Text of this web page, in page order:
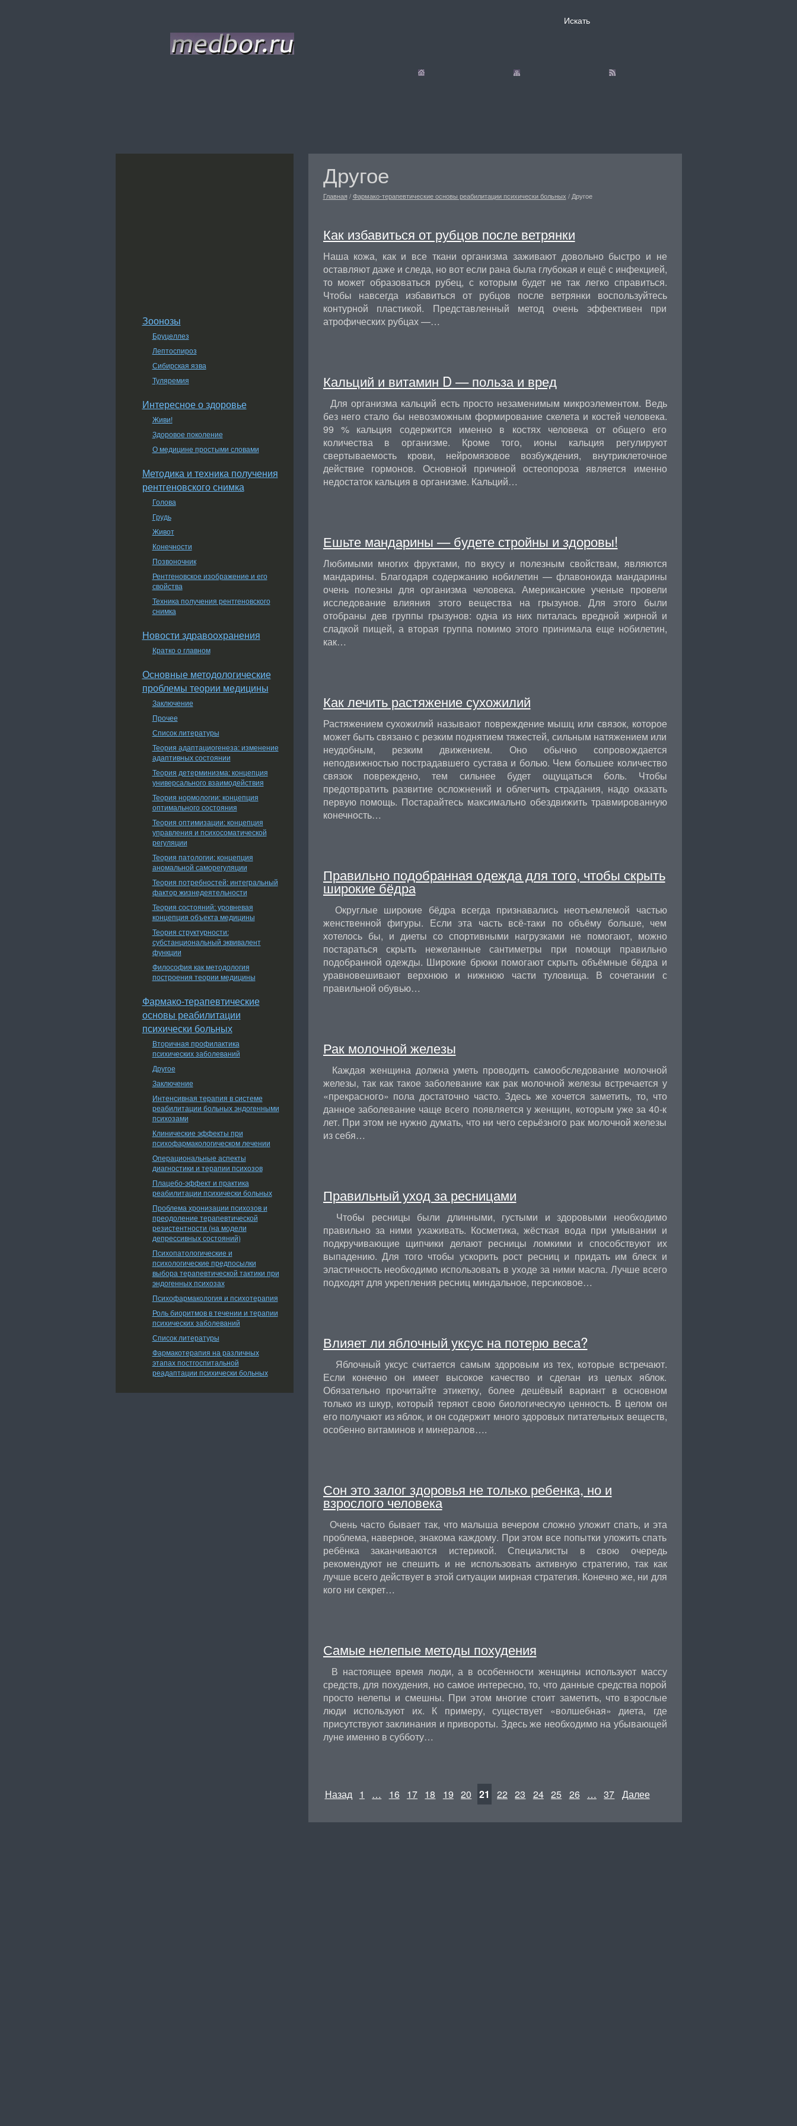
Другое
Главная /Фармако-терапевтические основы реабилитации психически больных / Другое
Как избавиться от рубцов после ветрянки
Наша кожа, как и все ткани организма заживают довольно быстро и не
оставляют даже и следа, но вот если рана была глубокая и ещё с инфекцией,
то может образоваться рубец, с которым будет не так легко справиться.
Чтобы навсегда избавиться от рубцов после ветрянки воспользуйтесь
контурной пластикой. Представленный метод очень эффективен при
атрофических рубцах —…
Кальций и витамин D — польза и вред
Для организма кальций есть просто незаменимым микроэлементом. Ведь
без него стало бы невозможным формирование скелета и костей человека.
99 % кальция содержится именно в костях человека от общего его
количества в организме. Кроме того, ионы кальция регулируют
свертываемость крови, нейромязовое возбуждения, внутриклеточное
действие гормонов. Основной причиной остеопороза является именно
недостаток кальция в организме. Кальций…
Ешьте мандарины — будете стройны и здоровы!
Любимыми многих фруктами, по вкусу и полезным свойствам, являются
мандарины. Благодаря содержанию нобилетин — флавоноида мандарины
очень полезны для организма человека. Американские ученые провели
исследование влияния этого вещества на грызунов. Для этого были
отобраны дев группы грызунов: одна из них питалась вредной жирной и
сладкой пищей, а вторая группа помимо этого принимала еще нобилетин,
как…
Как лечить растяжение сухожилий
Растяжением сухожилий называют повреждение мышц или связок, которое
может быть связано с резким поднятием тяжестей, сильным натяжением или
неудобным, резким движением. Оно обычно сопровождается
неподвижностью пострадавшего сустава и болью. Чем большее количество
связок повреждено, тем сильнее будет ощущаться боль. Чтобы
предотвратить развитие осложнений и облегчить страдания, надо оказать
первую помощь. Постарайтесь максимально обездвижить травмированную
конечность…
Правильно подобранная одежда для того, чтобы скрыть
широкие бёдра
Округлые широкие бёдра всегда признавались неотъемлемой частью
женственной фигуры. Если эта часть всё-таки по объёму больше, чем
хотелось бы, и диеты со спортивными нагрузками не помогают, можно
постараться скрыть нежеланные сантиметры при помощи правильно
подобранной одежды. Широкие брюки помогают скрыть объёмные бёдра и
уравновешивают верхнюю и нижнюю части туловища. В сочетании с
правильной обувью…
Рак молочной железы
Каждая женщина должна уметь проводить самообследование молочной
железы, так как такое заболевание как рак молочной железы встречается у
«прекрасного» пола достаточно часто. Здесь же хочется заметить, то, что
данное заболевание чаще всего появляется у женщин, которым уже за 40-к
лет. При этом не нужно думать, что ни чего серьёзного рак молочной железы
из себя…
Правильный уход за ресницами
Чтобы ресницы были длинными, густыми и здоровыми необходимо
правильно за ними ухаживать. Косметика, жёсткая вода при умывании и
подкручивающие щипчики делают ресницы ломкими и способствуют их
выпадению. Для того чтобы ускорить рост ресниц и придать им блеск и
эластичность необходимо использовать в уходе за ними масла. Лучше всего
подходят для укрепления ресниц миндальное, персиковое…
Влияет ли яблочный уксус на потерю веса?
Яблочный уксус считается самым здоровым из тех, которые встречают.
Если конечно он имеет высокое качество и сделан из целых яблок.
Обязательно прочитайте этикетку, более дешёвый вариант в основном
только из шкур, который теряют свою биологическую ценность. В целом он
его получают из яблок, и он содержит много здоровых питательных веществ,
особенно витаминов и минералов….
Сон это залог здоровья не только ребенка, но и
взрослого человека
Очень часто бывает так, что малыша вечером сложно уложит спать, и эта
проблема, наверное, знакома каждому. При этом все попытки уложить спать
ребёнка заканчиваются истерикой. Специалисты в свою очередь
рекомендуют не спешить и не использовать активную стратегию, так как
лучше всего действует в этой ситуации мирная стратегия. Конечно же, ни для
кого ни секрет…
Самые нелепые методы похудения
В настоящее время люди, а в особенности женщины используют массу
средств, для похудения, но самое интересно, то, что данные средства порой
просто нелепы и смешны. При этом многие стоит заметить, что взрослые
люди используют их. К примеру, существует «волшебная» диета, где
присутствуют заклинания и привороты. Здесь же необходимо на убывающей
луне именно в субботу…
Назад 1 … 16 17 18 19 20 21 22 23 24 25 26 … 37 Далее
Зоонозы
Бруцеллез
Лептоспироз
Сибирская язва
Туляремия
Интересное о здоровье
Живи!
Здоровое поколение
О медицине простыми словами
Методика и техника получения
рентгеновского снимка
Голова
Грудь
Живот
Конечности
Позвоночник
Рентгеновское изображение и его
свойства
Техника получения рентгеновского
снимка
Новости здравоохранения
Кратко о главном
Основные методологические
проблемы теории медицины
Заключение
Прочее
Список литературы
Теория адаптациогенеза: изменение
адаптивных состоянии
Теория детерминизма: концепция
универсального взаимодействия
Теория нормологии: концепция
оптимального состояния
Теория оптимизации: концепция
управления и психосоматической
регуляции
Теория патологии: концепция
аномальной саморегуляции
Теория потребностей: интегральный
фактор жизнедеятельности
Теория состояний: уровневая
концепция объекта медицины
Теория структурности:
субстанциональный эквивалент
функции
Философия как методология
построения теории медицины
Фармако-терапевтические
основы реабилитации
психически больных
Вторичная профилактика
психических заболеваний
Другое
Заключение
Интенсивная терапия в системе
реабилитации больных эндогенными
психозами
Клинические эффекты при
психофармакологическом лечении
Операциональные аспекты
диагностики и терапии психозов
Плацебо-эффект и практика
реабилитации психически больных
Проблема хронизации психозов и
преодоление терапевтической
резистентности (на модели
депрессивных состояний)
Психопатологические и
психологические предпосылки
выбора терапевтической тактики при
эндогенных психозах
Психофармакология и психотерапия
Роль биоритмов в течении и терапии
психических заболеваний
Список литературы
Фармакотерапия на различных
этапах постгоспитальной
реадаптации психически больных